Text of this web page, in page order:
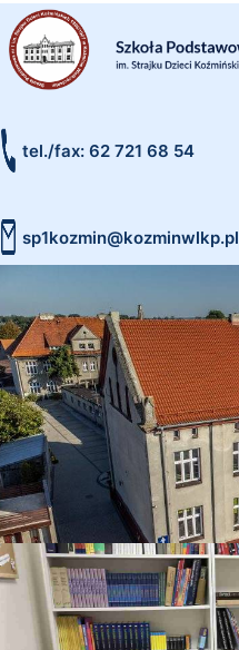
tel./fax: 62 721 68 54
sp1kozmin@kozminwlkp.pl